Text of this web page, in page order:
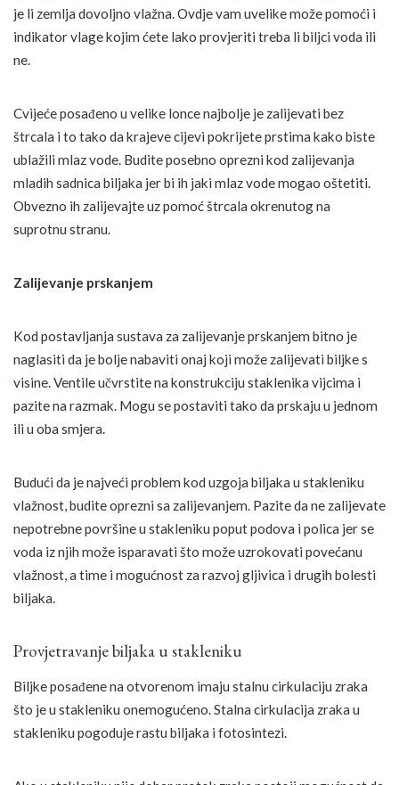
je li zemlja dovoljno vlažna. Ovdje vam uvelike može pomoći i
indikator vlage kojim ćete lako provjeriti treba li biljci voda ili
ne.
Cvijeće posađeno u velike lonce najbolje je zalijevati bez
štrcala i to tako da krajeve cijevi pokrijete prstima kako biste
ublažili mlaz vode. Budite posebno oprezni kod zalijevanja
mladih sadnica biljaka jer bi ih jaki mlaz vode mogao oštetiti.
Obvezno ih zalijevajte uz pomoć štrcala okrenutog na
suprotnu stranu.
Zalijevanje prskanjem
Kod postavljanja sustava za zalijevanje prskanjem bitno je
naglasiti da je bolje nabaviti onaj koji može zalijevati biljke s
visine. Ventile učvrstite na konstrukciju staklenika vijcima i
pazite na razmak. Mogu se postaviti tako da prskaju u jednom
ili u oba smjera.
Budući da je najveći problem kod uzgoja biljaka u stakleniku
vlažnost, budite oprezni sa zalijevanjem. Pazite da ne zalijevate
nepotrebne površine u stakleniku poput podova i polica jer se
voda iz njih može isparavati što može uzrokovati povećanu
vlažnost, a time i mogućnost za razvoj gljivica i drugih bolesti
biljaka.
Provjetravanje biljaka u stakleniku
Biljke posađene na otvorenom imaju stalnu cirkulaciju zraka
što je u stakleniku onemogućeno. Stalna cirkulacija zraka u
stakleniku pogoduje rastu biljaka i fotosintezi.